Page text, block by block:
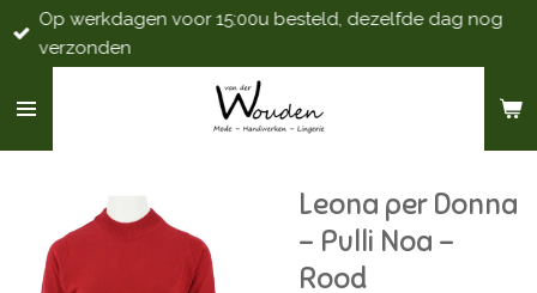
Ga
direct
de
Op werkdagen voor 15:00u besteld, dezelfde dag nog
verzonden
Leona per Donna
- Pulli Noa -
Rood